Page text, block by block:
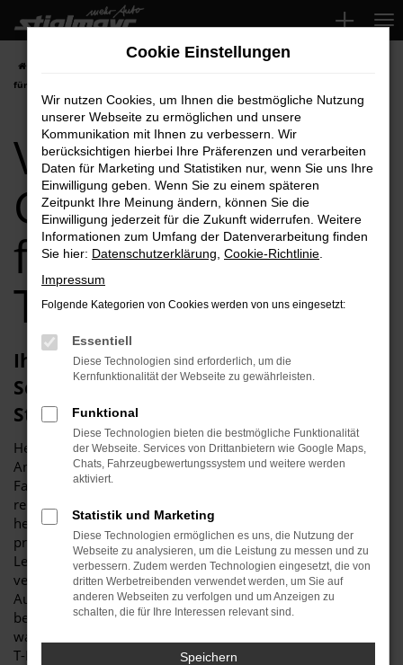
Zum
Hauptinhalt
springen
für Schwabach Top-Angebote
VW T-Roc
Gebrauchtwagen
für Schwabach
Top-Angebote
Ihren VW T-Roc Gebrauchtwagen für
Schwabach erhalten Sie im Autohaus
Stiglmayr
Herzlich willkommen bei Autohaus Stiglmayr – Ihre erste
Anlaufstelle für exzellente VW T-Roc Gebrauchtwagen
Fahrzeuge für Schwabach und Umgebung! Unser
renommiertes Autohaus ist stolz darauf, Ihnen eine
herausragende Auswahl an VW T-Roc Gebrauchtwagen zu
präsentieren, die höchste Standards in Sachen Qualität und
Leistung erfüllen. Wir sind seit Jahren Ihr
vertrauenswürdiger Partner, wenn es um erstklassige
Automobile geht. Erfahren Sie mehr über unsere
beeindruckende VW T-Roc Gebrauchtwagen Flotte und
warum Autohaus Stiglmayr die bevorzugte Adresse für VW
T-Roc Gebrauchtwagen Liebhaber ist.
Cookie Einstellungen
Wir nutzen Cookies, um Ihnen die bestmögliche Nutzung
unserer Webseite zu ermöglichen und unsere
Kommunikation mit Ihnen zu verbessern. Wir
berücksichtigen hierbei Ihre Präferenzen und verarbeiten
Daten für Marketing und Statistiken nur, wenn Sie uns Ihre
Einwilligung geben. Wenn Sie zu einem späteren
Zeitpunkt Ihre Meinung ändern, können Sie die
Einwilligung jederzeit für die Zukunft widerrufen. Weitere
Informationen zum Umfang der Datenverarbeitung finden
Sie hier: Datenschutzerklärung Cookie-Richtlinie
Impressum
Folgende Kategorien von Cookies werden von uns eingesetzt:
Essentiell
Diese Technologien sind erforderlich, um die
Kernfunktionalität der Webseite zu gewährleisten.
Funktional
Diese Technologien bieten die bestmögliche Funktionalität
der Webseite. Services von Drittanbietern wie Google Maps,
Chats, Fahrzeugbewertungssystem und weitere werden
aktiviert.
Statistik und Marketing
Diese Technologien ermöglichen es uns, die Nutzung der
Webseite zu analysieren, um die Leistung zu messen und zu
verbessern. Zudem werden Technologien eingesetzt, die von
dritten Werbetreibenden verwendet werden, um Sie auf
anderen Webseiten zu verfolgen und um Anzeigen zu
schalten, die für Ihre Interessen relevant sind.
Speichern